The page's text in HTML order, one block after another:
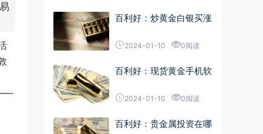
百利好：炒黄金白银买涨
2024-01-10 0阅读
百利好：现货黄金手机软
2024-01-10 0阅读
百利好：贵金属投资在哪